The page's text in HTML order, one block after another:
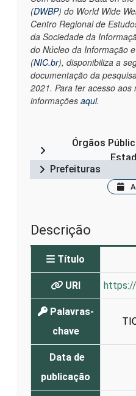
(DWBP) do World Wide
Centro Regional de
da Sociedade da
do Núcleo da Informação
(NIC.br), disponibiliza a
documentação da
2021. Para ter acesso aos
informações aqui.
Órgãos
Prefeituras
Descrição
Título
URI
Palavras-
chave
Data de
publicação